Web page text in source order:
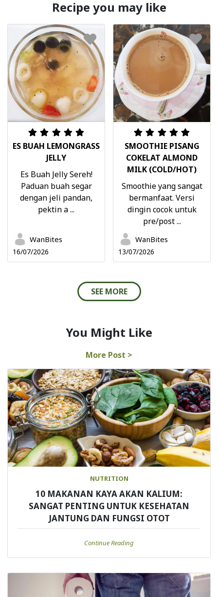
Recipe you may like
ES BUAH LEMONGRASS
JELLY
Es Buah Jelly Sereh!
Paduan buah segar
dengan jeli pandan,
pektin a ...
WanBites
16/07/2026
SMOOTHIE PISANG
COKELAT ALMOND
MILK (COLD/HOT)
Smoothie yang sangat
bermanfaat. Versi
dingin cocok untuk
pre/post ...
WanBites
13/07/2026
SEE MORE
You Might Like
More Post >
NUTRITION
10 MAKANAN KAYA AKAN KALIUM:
SANGAT PENTING UNTUK KESEHATAN
JANTUNG DAN FUNGSI OTOT
Continue Reading